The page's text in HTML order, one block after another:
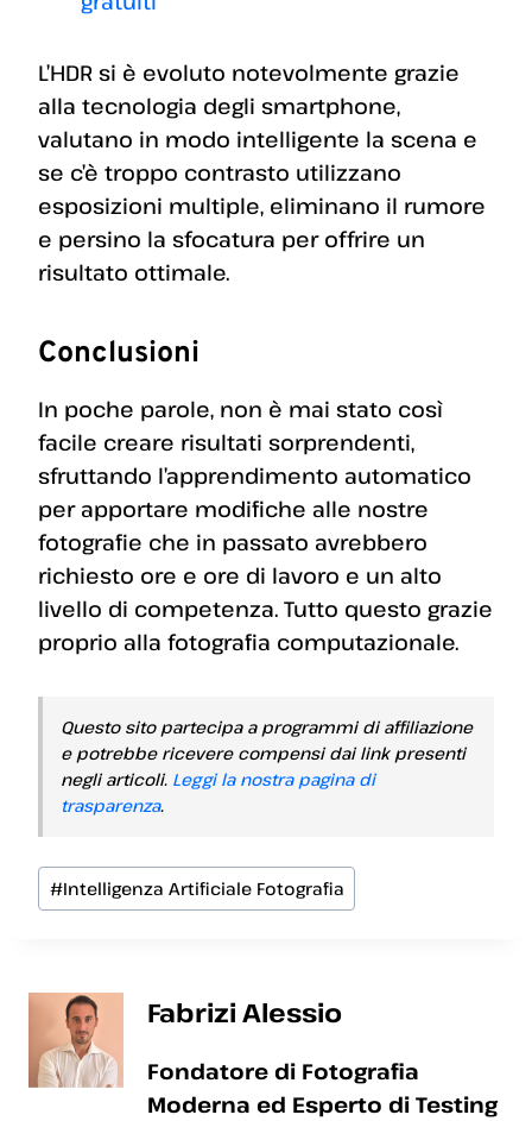
L’HDR si è evoluto notevolmente grazie
alla tecnologia degli smartphone,
valutano in modo intelligente la scena e
se c’è troppo contrasto utilizzano
esposizioni multiple, eliminano il rumore
e persino la sfocatura per offrire un
risultato ottimale.
Conclusioni
In poche parole, non è mai stato così
facile creare risultati sorprendenti,
sfruttando l’apprendimento automatico
per apportare modifiche alle nostre
fotografie che in passato avrebbero
richiesto ore e ore di lavoro e un alto
livello di competenza. Tutto questo grazie
proprio alla fotografia computazionale.
Questo sito partecipa a programmi di affiliazione
e potrebbe ricevere compensi dai link presenti
negli articoli. Leggi la nostra pagina di
trasparenza.
Tag
articolo:
#Intelligenza Artificiale Fotografia
Fabrizi Alessio
Fondatore di Fotografia
Moderna ed Esperto di Testing